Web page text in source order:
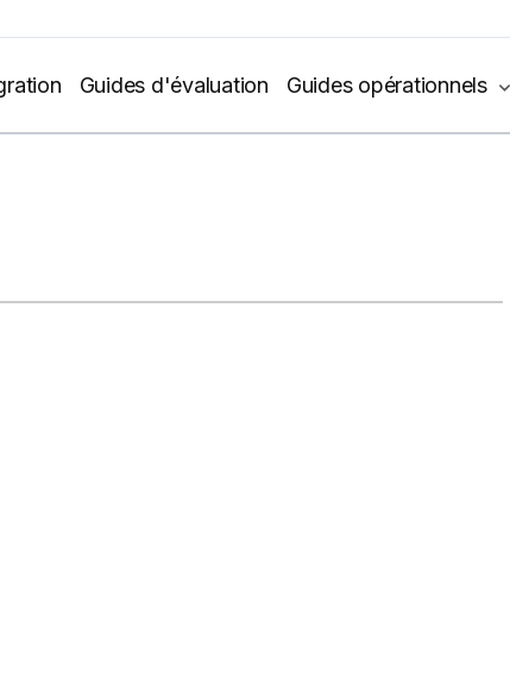
Guides d'évaluation Guides opérationnels